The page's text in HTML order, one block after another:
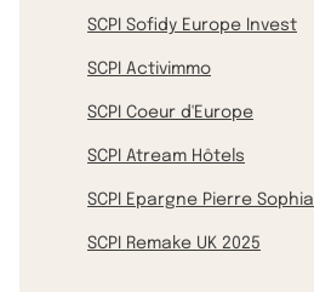
SCPI Sofidy Europe Invest
SCPI Activimmo
SCPI Coeur d'Europe
SCPI Atream Hôtels
SCPI Epargne Pierre Sophia
SCPI Remake UK 2025